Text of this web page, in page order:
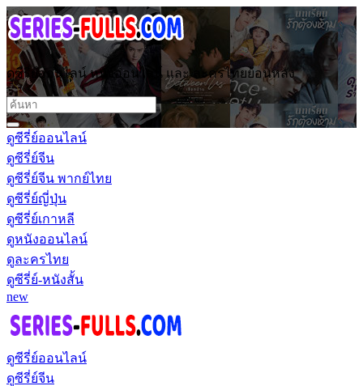
ดูซีรี่ย์ออนไลน์ หนังออนไลน์ และ ละครไทยย้อนหลัง
ดูซีรี่ย์ออนไลน์
ดูซีรี่ย์จีน
ดูซีรี่ย์จีน พากย์ไทย
ดูซีรี่ย์ญี่ปุ่น
ดูซีรี่ย์เกาหลี
ดูหนังออนไลน์
ดูละครไทย
ดูซีรี่ย์-หนังสั้น
new
ดูซีรี่ย์ออนไลน์
ดูซีรี่ย์จีน